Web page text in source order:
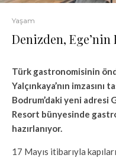
Yaşam
Denizden,
Türk gastronomisinin
Yalçınkaya’nın
Bodrum’daki yeni adresi
Resort bünyesinde
hazırlanıyor.
17 Mayıs itibarıyla